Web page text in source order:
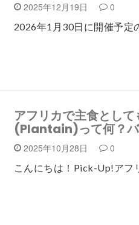
2025年12月19日 0
2026年1月30日に開催予定
アフリカで主食とし
(Plantain)って何？バ
2025年10月28日 0
こんにちは！Pick-Up!アフ